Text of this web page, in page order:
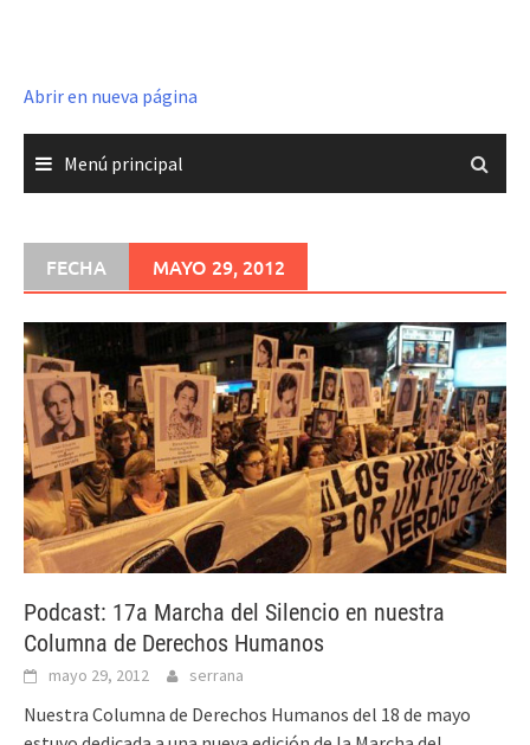
Abrir en nueva página
Menú principal
FECHA MAYO 29, 2012
Podcast: 17a Marcha del Silencio en nuestra
Columna de Derechos Humanos
mayo 29, 2012 serrana
Nuestra Columna de Derechos Humanos del 18 de mayo